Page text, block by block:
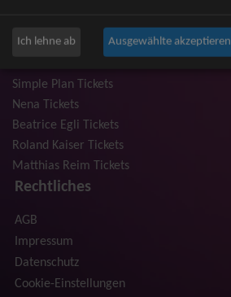
Trailerpark & Friends Tickets
Simple Plan Tickets
Nena Tickets
Beatrice Egli Tickets
Roland Kaiser Tickets
Matthias Reim Tickets
Rechtliches
AGB
Impressum
Datenschutz
Cookie-Einstellungen
Ich lehne ab Ausgewählte akzeptieren